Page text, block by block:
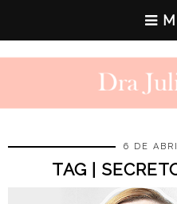
6 DE
TAG |